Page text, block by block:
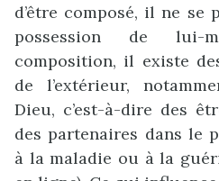
d’être composé, il ne se
possession de lui-
composition, il existe
de l’extérieur,
Dieu, c’est-à-dire des
des partenaires dans le
à la maladie ou à la